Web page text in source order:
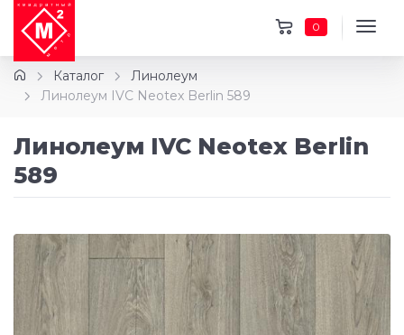
0
Каталог
Линолеум
Линолеум IVC Neotex Berlin 589
Линолеум IVC Neotex Berlin
589